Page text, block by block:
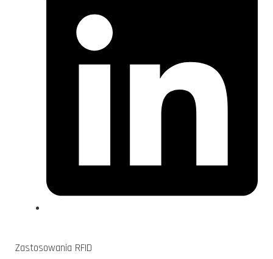
Zastosowania RFID